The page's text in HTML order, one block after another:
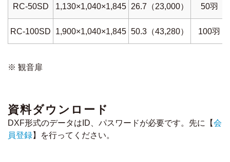
RC-50SD 1,130×1,040×1,845 26.7（23,000） 50羽
RC-100SD 1,900×1,040×1,845 50.3（43,280） 100羽
※ 観音扉
資料ダウンロード
DXF形式のデータはID、パスワードが必要です。先に【会
員登録】を行ってください。